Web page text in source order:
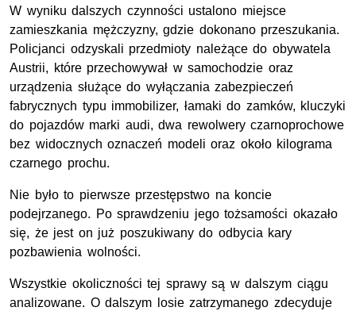
W wyniku dalszych czynności ustalono miejsce
zamieszkania mężczyzny, gdzie dokonano przeszukania.
Policjanci odzyskali przedmioty należące do obywatela
Austrii, które przechowywał w samochodzie oraz
urządzenia służące do wyłączania zabezpieczeń
fabrycznych typu immobilizer, łamaki do zamków, kluczyki
do pojazdów marki audi, dwa rewolwery czarnoprochowe
bez widocznych oznaczeń modeli oraz około kilograma
czarnego prochu.
Nie było to pierwsze przestępstwo na koncie
podejrzanego. Po sprawdzeniu jego tożsamości okazało
się, że jest on już poszukiwany do odbycia kary
pozbawienia wolności.
Wszystkie okoliczności tej sprawy są w dalszym ciągu
analizowane. O dalszym losie zatrzymanego zdecyduje